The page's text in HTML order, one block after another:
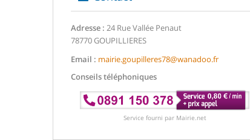
Adresse : 24 Rue Vallée Penaut
78770 GOUPILLIERES
Email : mairie.goupilleres78@wanadoo.fr
Conseils téléphoniques
Service fourni par Mairie.net